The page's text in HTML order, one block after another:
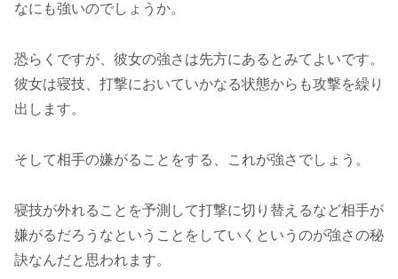
なにも強いのでしょうか。
恐らくですが、彼女の強さは先方にあるとみてよいです。
彼女は寝技、打撃においていかなる状態からも攻撃を繰り
出します。
そして相手の嫌がることをする、これが強さでしょう。
寝技が外れることを予測して打撃に切り替えるなど相手が
嫌がるだろうなということをしていくというのが強さの秘
訣なんだと思われます。